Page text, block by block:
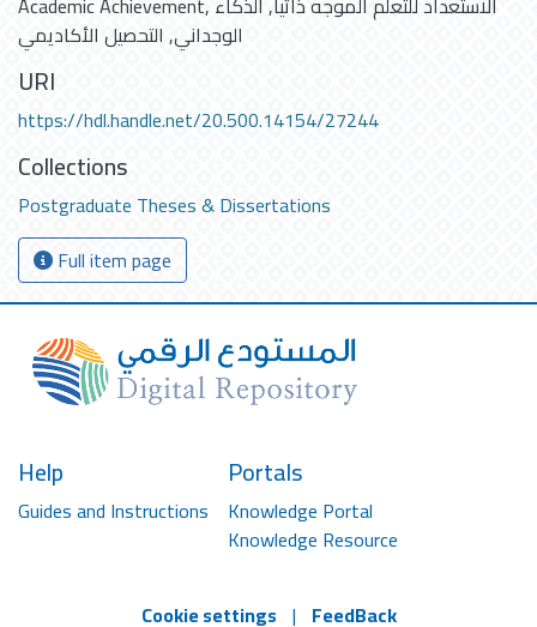
الوجداني, التحصيل الأكاديمي
URI
https://hdl.handle.net/20.500.14154/27244
Collections
Postgraduate Theses & Dissertations
Full item page
Help
Guides and Instructions
Portals
Knowledge Portal
Knowledge Resource
Cookie settings | FeedBack